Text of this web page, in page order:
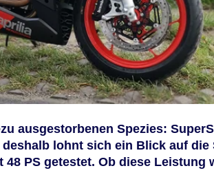
ausgestorbenen Spezies:
lohnt sich ein Blick auf
48 PS getestet. Ob diese Leistung